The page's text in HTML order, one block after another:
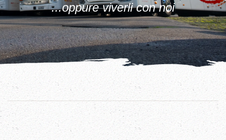
...oppure viverli con noi